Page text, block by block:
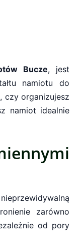
Bucze, jest
namiotu do
czy organizujesz
namiot idealnie
zarówno
od pory